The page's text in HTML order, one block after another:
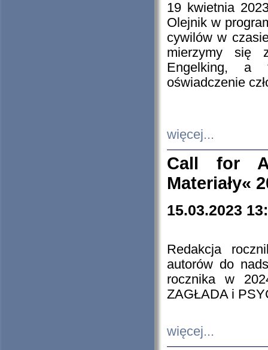
19 kwietnia
Olejnik w
cywilów w
mierzymy się
Engelking, a
oświadczenie
więcej...
Call for
Materiały«
15.03.2023
Redakcja
autorów do
rocznika w
ZAGŁADA i
więcej...